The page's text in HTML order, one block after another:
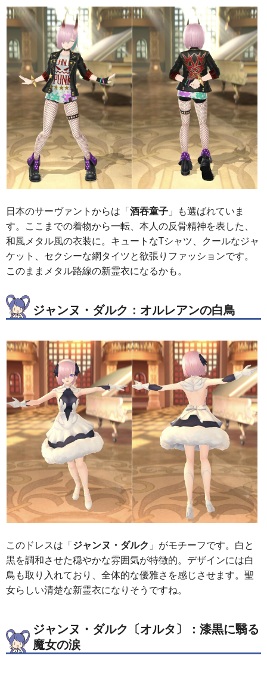
日本のサーヴァントからは「酒吞童子 」も選ばれていま
す。ここまでの着物から一転、本人の反骨精神を表した、
和風メタル風の衣装に。キュートなTシャツ、クールなジャ
ケット、セクシーな網タイツと欲張りファッションです。
このままメタル路線の新霊衣になるかも。
ジャンヌ・ダルク：オルレアンの白鳥
このドレスは「ジャンヌ・ダルク 」がモチーフです。白と
黒を調和させた穏やかな雰囲気が特徴的。デザインには白
鳥も取り入れており、全体的な優雅さを感じさせます。聖
女らしい清楚な新霊衣になりそうですね。
ジャンヌ・ダルク〔オルタ〕：漆黒に翳る
魔女の涙